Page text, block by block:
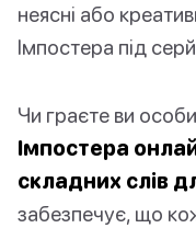
неясні або
Імпостера під
Чи граєте ви
Імпостера
складних слів
забезпечує, що